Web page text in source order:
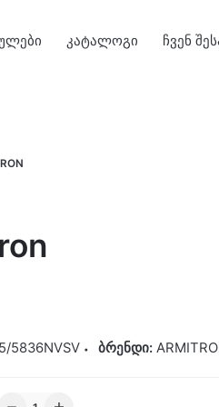
კატალოგი ჩვენ
5836NVSV ბრენდი:
Armitron